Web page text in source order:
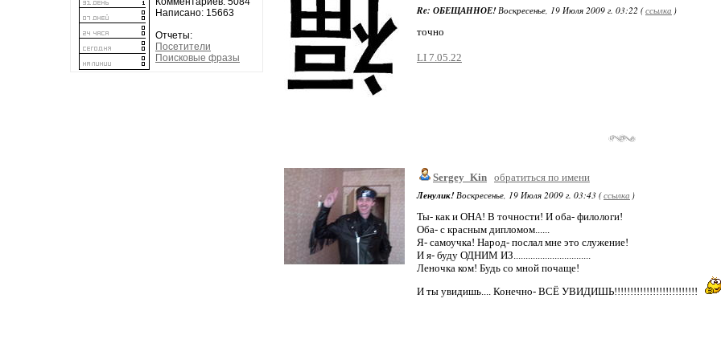
Написано: 15663
Отчеты:
Посетители
Поисковые фразы
Re: ОБЕЩАННОЕ! Воскресенье, 19 Июля 2009 г. 03:22 (ссылка )
точно
LI 7.05.22
Sergey_Kin обратиться по имени
Ленулик! Воскресенье, 19 Июля 2009 г. 03:43 (ссылка )
Ты- как и ОНА! В точности! И оба- филологи!
Оба- с красным дипломом......
Я- самоучка! Народ- послал мне это служение!
И я- буду ОДНИМ ИЗ................................
Леночка ком! Будь со мной почаще!
И ты увидишь.... Конечно- ВСЁ УВИДИШЬ!!!!!!!!!!!!!!!!!!!!!!!!!!